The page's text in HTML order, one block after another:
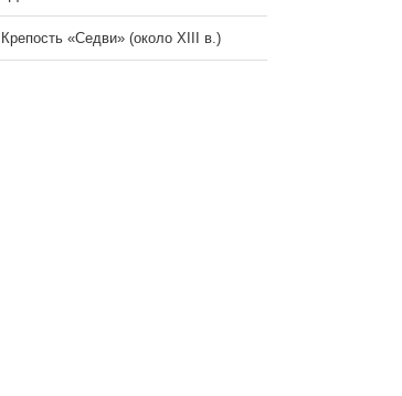
Крепость «Седви» (около XIII в.)